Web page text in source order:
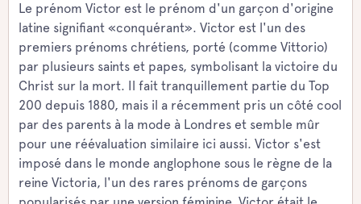
Le prénom Victor est le prénom d'un garçon d'origine
latine signifiant «conquérant». Victor est l'un des
premiers prénoms chrétiens, porté (comme Vittorio)
par plusieurs saints et papes, symbolisant la victoire du
Christ sur la mort. Il fait tranquillement partie du Top
200 depuis 1880, mais il a récemment pris un côté cool
par des parents à la mode à Londres et semble mûr
pour une réévaluation similaire ici aussi. Victor s'est
imposé dans le monde anglophone sous le règne de la
reine Victoria, l'un des rares prénoms de garçons